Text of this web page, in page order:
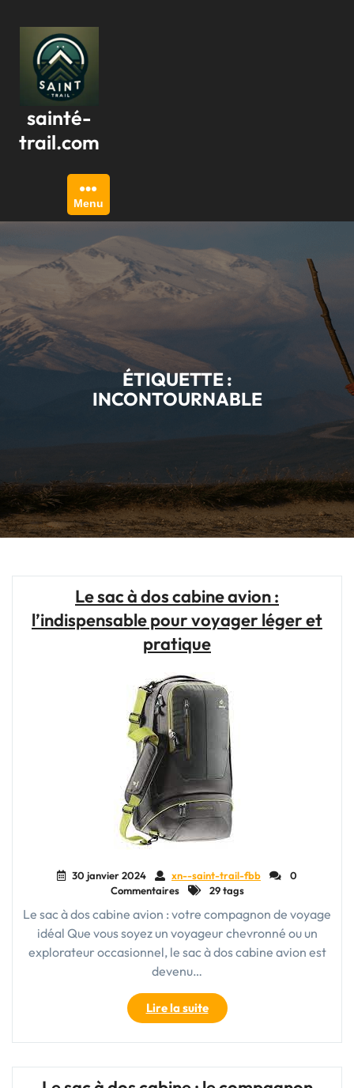
contenu
sainté-
trail.com
Menu
ÉTIQUETTE :
INCONTOURNABLE
Le sac à dos cabine avion :
l’indispensable pour voyager léger et
pratique
30 janvier 2024 xn--saint-trail-fbb
0
Commentaires
29 tags
Le sac à dos cabine avion : votre compagnon de voyage
idéal Que vous soyez un voyageur chevronné ou un
explorateur occasionnel, le sac à dos cabine avion est
devenu…
Lire la suite"Le
sac
à